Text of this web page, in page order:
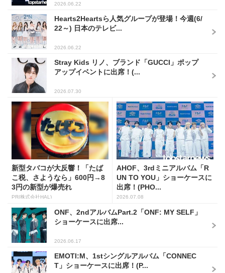
2026.06.22
Hearts2Heartsら人気グループが登場！今週(6/
22～) 日本のテレビ...
2026.06.22
Stray Kids リノ、ブランド「GUCCI」ポップ
アップイベントに出席！(...
2026.07.30
新型タバコが大反響！「たば
こ税、さようなら」600円→8
3円の新型が爆売れ
PR(株式会社HAL)
AHOF、3rdミニアルバム「R
UN TO YOU」ショーケースに
出席！(PHO...
2026.07.08
ONF、2ndアルバムPart.2「ONF: MY SELF」
ショーケースに出席...
2026.06.17
EMOTI:M、1stシングルアルバム「CONNEC
T」ショーケースに出席！(P...